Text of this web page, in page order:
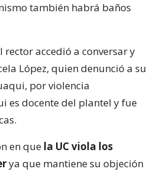
también habrá baños
rector accedió a conversar y
López, quien denunció a su
por violencia
es docente del plantel y fue
en que la UC viola los
ya que mantiene su objeción